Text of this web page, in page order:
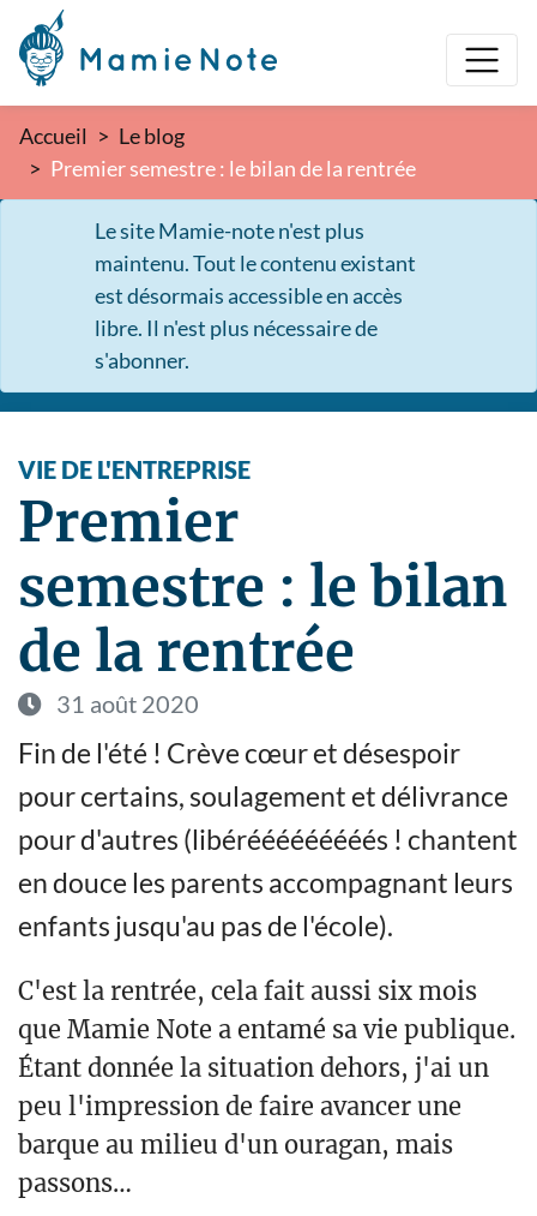
Accueil
Le blog
Premier semestre : le bilan de la rentrée
Le site Mamie-note n'est plus
maintenu. Tout le contenu existant
est désormais accessible en accès
libre. Il n'est plus nécessaire de
s'abonner.
VIE DE L'ENTREPRISE
Premier
semestre : le bilan
de la rentrée
31 août 2020
Fin de l'été ! Crève cœur et désespoir
pour certains, soulagement et délivrance
pour d'autres (libérééééééééés ! chantent
en douce les parents accompagnant leurs
enfants jusqu'au pas de l'école).
C'est la rentrée, cela fait aussi six mois
que Mamie Note a entamé sa vie publique.
Étant donnée la situation dehors, j'ai un
peu l'impression de faire avancer une
barque au milieu d'un ouragan, mais
passons…